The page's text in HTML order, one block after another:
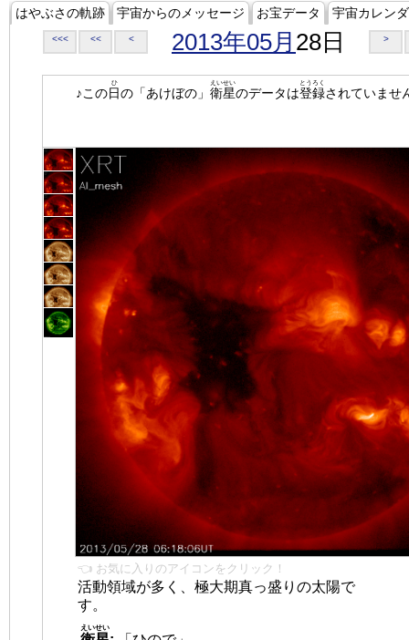
はやぶさの軌跡 宇宙からのメッセージ お宝データ 宇宙カレン
<<< << < 2013年05月 28日 >
♪この日
ひ
の「あけぼの」 衛星
えいせい
のデータは登録
とうろく
されていませ
👈 お気に入りのアイコンをクリック！
活動領域が多く、極大期真っ盛りの太陽で
す。
えいせい